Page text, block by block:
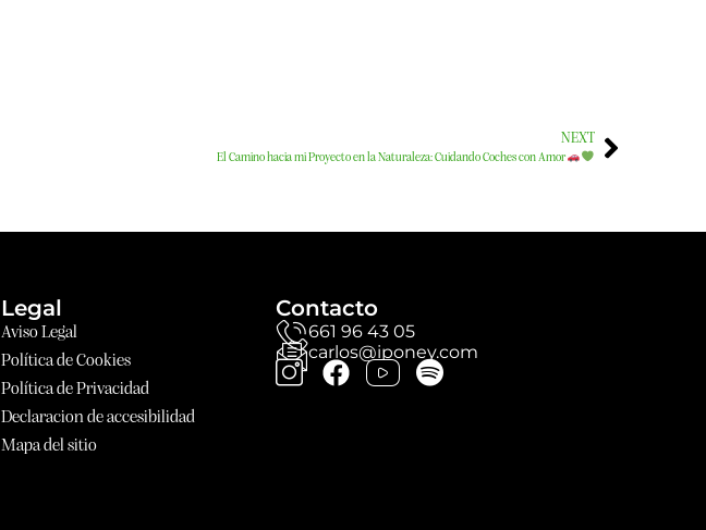
NEXT
El Camino hacia mi Proyecto en la Naturaleza: Cuidando Coches con Amor
Legal
Aviso Legal
Política de Cookies
Política de Privacidad
Declaracion de accesibilidad
Mapa del sitio
Contacto
661 96 43 05
carlos@iponey.com